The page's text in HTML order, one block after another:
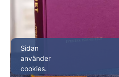
Sidan
använder
cookies.